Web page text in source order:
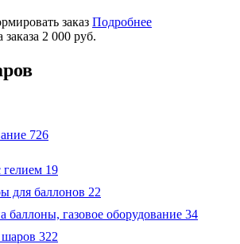
заказ Подробнее
2 000 руб.
726
гелием 19
для баллонов 22
баллоны, газовое оборудование 34
322